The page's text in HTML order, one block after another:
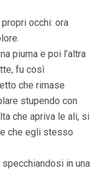
occhi: ora
piuma e poi l’altra
fu così
che rimase
stupendo con
che apriva le ali, si
che egli stesso
specchiandosi in una